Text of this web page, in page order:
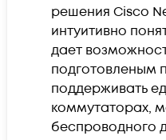
решения Cisco
интуитивно
дает
подготовленым
поддерживать
коммутаторах,
беспроводного